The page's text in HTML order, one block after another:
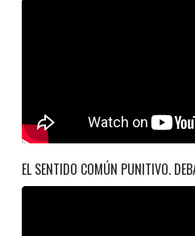
EL SENTIDO COMÚN PUNITIVO.